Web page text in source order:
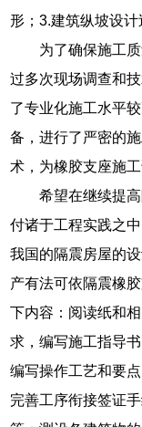
形；3.建筑纵坡设计
为了确保施工
过多次现场调查和
了专业化施工水平
备，进行了严密的
术，为橡胶支座施工
希望在继续提
付诸于工程实践之
我国的隔震房屋的
产有法可依隔震橡
下内容：阅读纸和
求，编写施工指导
编写操作工艺和要
完善工序衔接签证